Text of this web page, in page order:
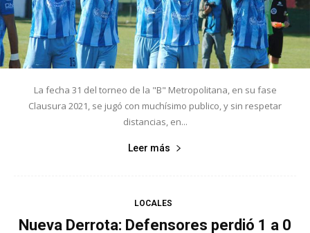
La fecha 31 del torneo de la "B" Metropolitana, en su fase
Clausura 2021, se jugó con muchísimo publico, y sin respetar
distancias, en...
Leer más
LOCALES
Nueva Derrota: Defensores perdió 1 a 0